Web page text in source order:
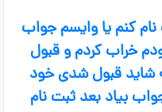
کنم یا وایسم جواب
خراب کردم و قبول
شاید قبول شدی خود
بیاد بعد ثبت نام